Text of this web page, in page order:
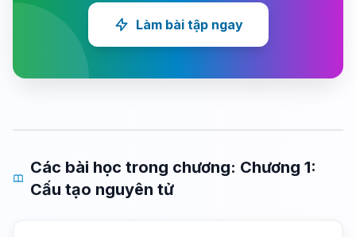
Làm bài tập ngay
Các bài học trong chương: Chương 1:
Cấu tạo nguyên tử